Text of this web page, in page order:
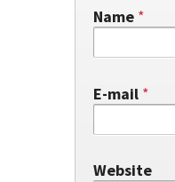
Name *
E-mail *
Website